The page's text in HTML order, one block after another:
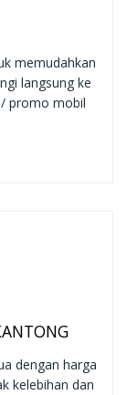
memudahkan
langsung ke
promo mobil
dengan harga
kelebihan dan